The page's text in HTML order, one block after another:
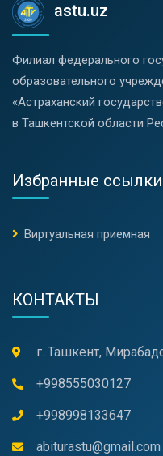
astu.uz
Филиал федерального
образовательного
«Астраханский
в Ташкентской области
Избранные ссылки
Виртуальная приемная
КОНТАКТЫ
г. Ташкент,
+998555030127
+998998133647
abiturastu@gmail.com